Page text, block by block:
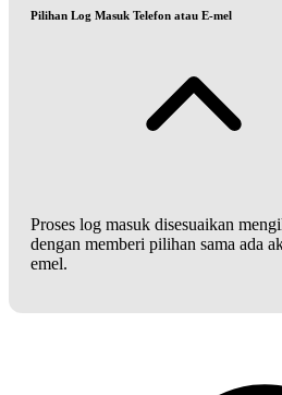
Pilihan Log Masuk Telefon atau E-mel
Proses log masuk disesuaikan
dengan memberi pilihan sama ada
emel.